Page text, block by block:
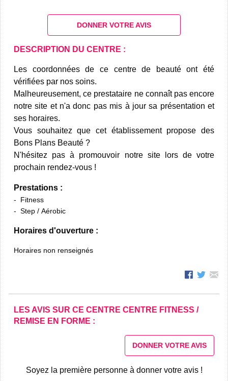
DONNER VOTRE AVIS
DESCRIPTION DU CENTRE :
Les coordonnées de ce centre de beauté ont été
vérifiées par nos soins.
Malheureusement, ce prestataire ne connaît pas encore
notre site et n'a donc pas mis à jour sa présentation et
ses horaires.
Vous souhaitez que cet établissement propose des
Bons Plans Beauté ?
N'hésitez pas à promouvoir notre site lors de votre
prochain rendez-vous !
Prestations :
Fitness
Step / Aérobic
Horaires d'ouverture :
Horaires non renseignés
LES AVIS SUR CE CENTRE CENTRE FITNESS /
REMISE EN FORME :
DONNER VOTRE AVIS
Soyez la première personne à donner votre avis !